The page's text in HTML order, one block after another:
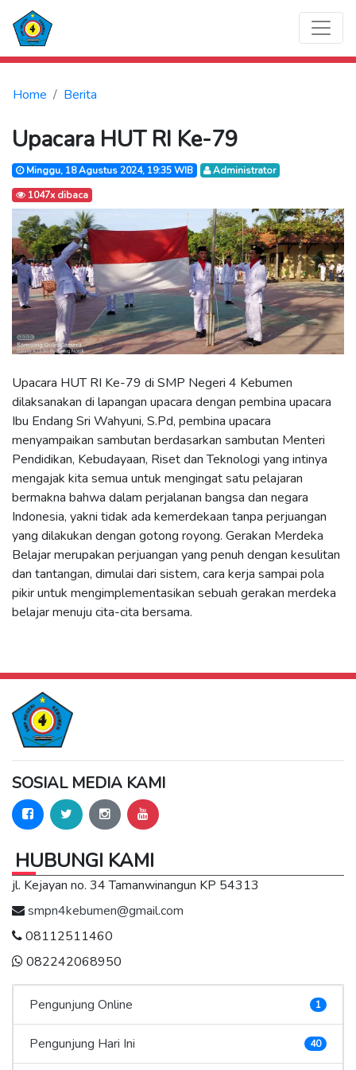
Home Berita
Upacara HUT RI Ke-79
Minggu, 18 Agustus 2024, 19:35 WIB
Administrator
1047x dibaca
Upacara HUT RI Ke-79 di SMP Negeri 4 Kebumen
dilaksanakan di lapangan upacara dengan pembina upacara
Ibu Endang Sri Wahyuni, S.Pd, pembina upacara
menyampaikan sambutan berdasarkan sambutan Menteri
Pendidikan, Kebudayaan, Riset dan Teknologi yang intinya
mengajak kita semua untuk mengingat satu pelajaran
bermakna bahwa dalam perjalanan bangsa dan negara
Indonesia, yakni tidak ada kemerdekaan tanpa perjuangan
yang dilakukan dengan gotong royong. Gerakan Merdeka
Belajar merupakan perjuangan yang penuh dengan kesulitan
dan tantangan, dimulai dari sistem, cara kerja sampai pola
pikir untuk mengimplementasikan sebuah gerakan merdeka
belajar menuju cita-cita bersama.
SOSIAL MEDIA KAMI
HUBUNGI KAMI
jl. Kejayan no. 34 Tamanwinangun KP 54313
smpn4kebumen@gmail.com
08112511460
082242068950
Pengunjung Online 1
Pengunjung Hari Ini 40